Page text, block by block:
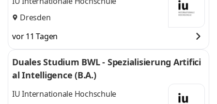
Dresden
vor 11 Tagen
Duales Studium BWL - Spezialisierung Artifici
al Intelligence (B.A.)
IU Internationale Hochschule